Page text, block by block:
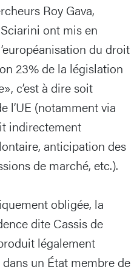
Roy Gava,
ont mis en
du droit
23% de la législation
c’est à dire soit
l’UE (notamment via
indirectement
anticipation des
de marché, etc.).
obligée, la
dite Cassis de
légalement
un État membre de